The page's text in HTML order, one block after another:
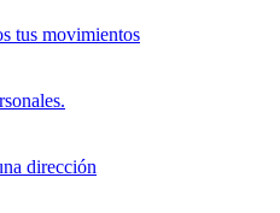
tus movimientos
dirección